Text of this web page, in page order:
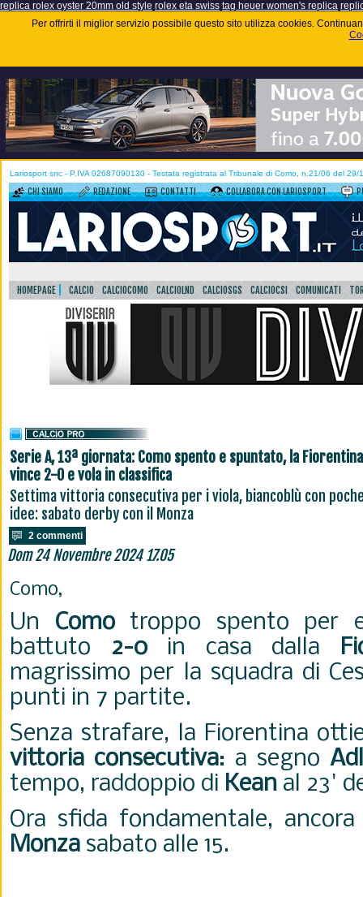
replica rolex oyster 20mm old style rolex eta swiss tag heuer women's replica
Per offrirti il miglior servizio possibile questo sito utilizza cookies.
Lariosport snc - P.IVA 02687090130 - Testata registrata al Tribunale di Como, n.21/06 del 29/
CHI SIAMO REDAZIONE CONTATTI COLLABORA CON LARIOSPORT
HOMEPAGE CALCIO CALCIOCOMO CALCIOLND CALCIOSGS CALCIOCSI COMUNICATI
Serie A, 13ª giornata: Como spento e spuntato, la Fiorentina
vince 2-0 e vola in classifica
Settima vittoria consecutiva per i viola, biancoblù con
idee: sabato derby con il Monza
2 commenti
Dom 24 Novembre 2024 17.05
Como,
Un Comotroppo spento per
battuto 2-0in casa dalla
magrissimo per la squadra di
punti in 7 partite.
Senza strafare, la Fiorentina
vittoria consecutiva: a segno
tempo, raddoppio di Kean al 23'
Ora sfida fondamentale,
Monza sabato alle 15.